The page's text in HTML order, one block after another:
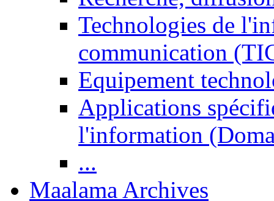
Technologies de
communication
Equipement
Applications
l'information
...
Maalama Archives